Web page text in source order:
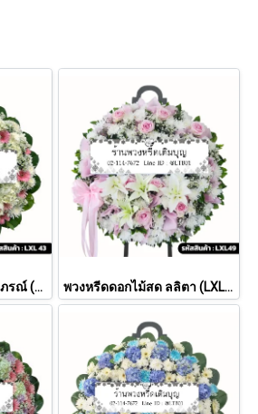
พวงหรีดดอกไม้สด ปิยาภรณ์ (LXL43) พวงหรีดดอกไม้สด ลลิตา (LXL49)